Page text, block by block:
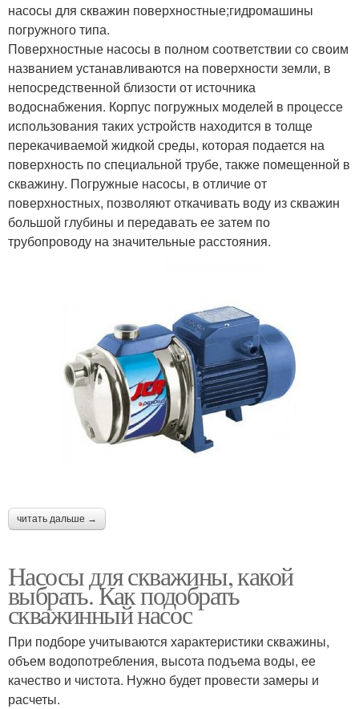
насосы для скважин поверхностные;гидромашины
погружного типа.
Поверхностные насосы в полном соответствии со своим
названием устанавливаются на поверхности земли, в
непосредственной близости от источника
водоснабжения. Корпус погружных моделей в процессе
использования таких устройств находится в толще
перекачиваемой жидкой среды, которая подается на
поверхность по специальной трубе, также помещенной в
скважину. Погружные насосы, в отличие от
поверхностных, позволяют откачивать воду из скважин
большой глубины и передавать ее затем по
трубопроводу на значительные расстояния.
читать дальше →
Насосы для скважины, какой
выбрать. Как подобрать
скважинный насос
При подборе учитываются характеристики скважины,
объем водопотребления, высота подъема воды, ее
качество и чистота. Нужно будет провести замеры и
расчеты.